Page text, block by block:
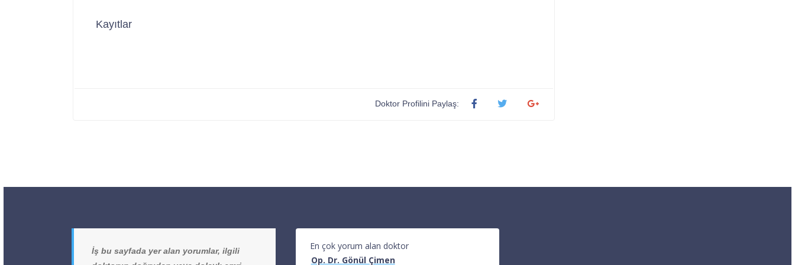
Kayıtlar
Doktor Profilini Paylaş:
İş bu sayfada yer alan yorumlar, ilgili
En çok yorum alan doktor
Op. Dr. Gönül Çimen